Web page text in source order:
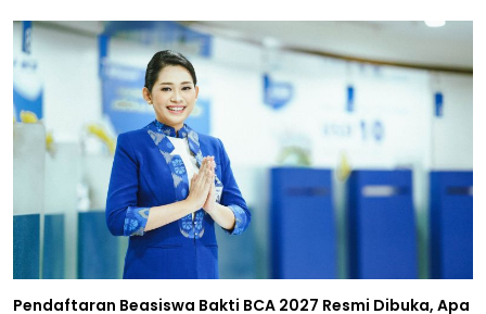
Pendaftaran Beasiswa Bakti BCA 2027 Resmi Dibuka, Apa